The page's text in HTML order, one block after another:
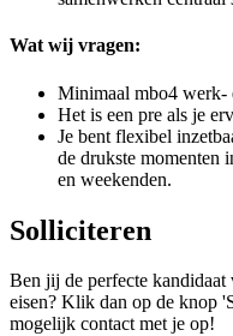
Wat wij vragen:
Minimaal mbo4 werk-
Het is een pre als je
Je bent flexibel
de drukste momenten
en weekenden.
Solliciteren
Ben jij de perfecte kandidaat
eisen? Klik dan op de knop
mogelijk contact met je op!